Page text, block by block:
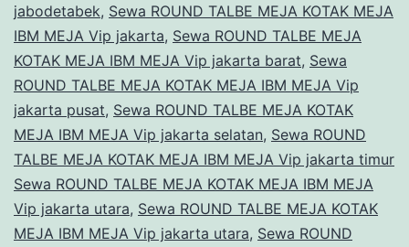
jabodetabek, Sewa ROUND TALBE MEJA KOTAK MEJA
IBM MEJA Vip jakarta, Sewa ROUND TALBE MEJA
KOTAK MEJA IBM MEJA Vip jakarta barat, Sewa
ROUND TALBE MEJA KOTAK MEJA IBM MEJA Vip
jakarta pusat, Sewa ROUND TALBE MEJA KOTAK
MEJA IBM MEJA Vip jakarta selatan, Sewa ROUND
TALBE MEJA KOTAK MEJA IBM MEJA Vip jakarta timur
Sewa ROUND TALBE MEJA KOTAK MEJA IBM MEJA
Vip jakarta utara, Sewa ROUND TALBE MEJA KOTAK
MEJA IBM MEJA Vip jakarta utara, Sewa ROUND